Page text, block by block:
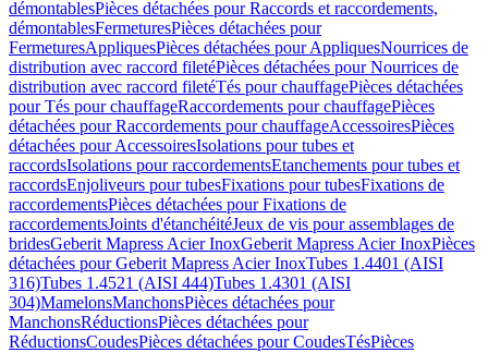
démontablesPièces détachées pour Raccords et raccordements,
démontablesFermeturesPièces détachées pour
FermeturesAppliquesPièces détachées pour AppliquesNourrices de
distribution avec raccord filetéPièces détachées pour Nourrices de
distribution avec raccord filetéTés pour chauffagePièces détachées
pour Tés pour chauffageRaccordements pour chauffagePièces
détachées pour Raccordements pour chauffageAccessoiresPièces
détachées pour AccessoiresIsolations pour tubes et
raccordsIsolations pour raccordementsEtanchements pour tubes et
raccordsEnjoliveurs pour tubesFixations pour tubesFixations de
raccordementsPièces détachées pour Fixations de
raccordementsJoints d'étanchéitéJeux de vis pour assemblages de
bridesGeberit Mapress Acier InoxGeberit Mapress Acier InoxPièces
détachées pour Geberit Mapress Acier InoxTubes 1.4401 (AISI
316)Tubes 1.4521 (AISI 444)Tubes 1.4301 (AISI
304)MamelonsManchonsPièces détachées pour
ManchonsRéductionsPièces détachées pour
RéductionsCoudesPièces détachées pour CoudesTésPièces